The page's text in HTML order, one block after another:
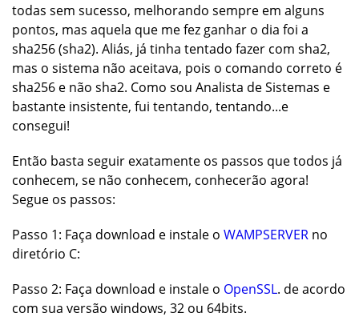
todas sem sucesso, melhorando sempre em alguns
pontos, mas aquela que me fez ganhar o dia foi a
sha256 (sha2). Aliás, já tinha tentado fazer com sha2,
mas o sistema não aceitava, pois o comando correto é
sha256 e não sha2. Como sou Analista de Sistemas e
bastante insistente, fui tentando, tentando...e
consegui!
Então basta seguir exatamente os passos que todos já
conhecem, se não conhecem, conhecerão agora!
Segue os passos:
Passo 1: Faça download e instale o WAMPSERVER no
diretório C:
Passo 2: Faça download e instale o OpenSSL. de acordo
com sua versão windows, 32 ou 64bits.